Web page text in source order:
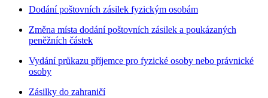
Dodání poštovních zásilek fyzickým osobám
Změna místa dodání poštovních zásilek a poukázaných
peněžních částek
Vydání průkazu příjemce pro fyzické osoby nebo právnické
osoby
Zásilky do zahraničí